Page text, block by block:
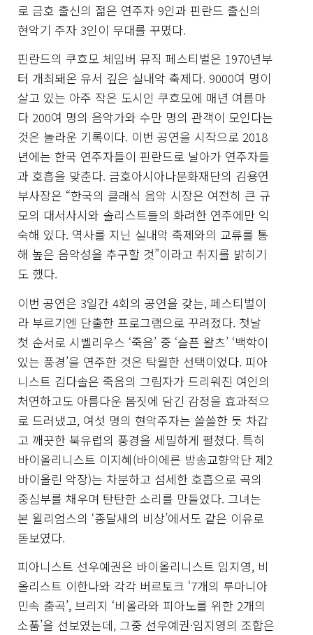
로 금호 출신의 젊은 연주자 9인과 핀란드 출신의
현악기 주자 3인이 무대를 꾸몄다.
핀란드의 쿠흐모 체임버 뮤직 페스티벌은 1970년부
터 개최돼온 유서 깊은 실내악 축제다. 9000여 명이
살고 있는 아주 작은 도시인 쿠흐모에 매년 여름마
다 200여 명의 음악가와 수만 명의 관객이 모인다는
것은 놀라운 기록이다. 이번 공연을 시작으로 2018
년에는 한국 연주자들이 핀란드로 날아가 연주자들
과 호흡을 맞춘다. 금호아시아나문화재단의 김용연
부사장은 “한국의 클래식 음악 시장은 여전히 큰 규
모의 대서사시와 솔리스트들의 화려한 연주에만 익
숙해 있다. 역사를 지닌 실내악 축제와의 교류를 통
해 높은 음악성을 추구할 것”이라고 취지를 밝히기
도 했다.
이번 공연은 3일간 4회의 공연을 갖는, 페스티벌이
라 부르기엔 단출한 프로그램으로 꾸려졌다. 첫날
첫 순서로 시벨리우스 ‘죽음’ 중 ‘슬픈 왈츠’ ‘백학이
있는 풍경’을 연주한 것은 탁월한 선택이었다. 피아
니스트 김다솔은 죽음의 그림자가 드리워진 여인의
처연하고도 아름다운 몸짓에 담긴 감정을 효과적으
로 드러냈고, 여섯 명의 현악주자는 쓸쓸한 듯 차갑
고 깨끗한 북유럽의 풍경을 세밀하게 펼쳤다. 특히
바이올리니스트 이지혜(바이에른 방송교향악단 제2
바이올린 악장)는 차분하고 섬세한 호흡으로 곡의
중심부를 채우며 탄탄한 소리를 만들었다. 그녀는
본 윌리엄스의 ‘종달새의 비상’에서도 같은 이유로
돋보였다.
피아니스트 선우예권은 바이올리니스트 임지영, 비
올리스트 이한나와 각각 버르토크 ‘7개의 루마니아
민속 춤곡’, 브리지 ‘비올라와 피아노를 위한 2개의
소품’을 선보였는데, 그중 선우예권·임지영의 조합은